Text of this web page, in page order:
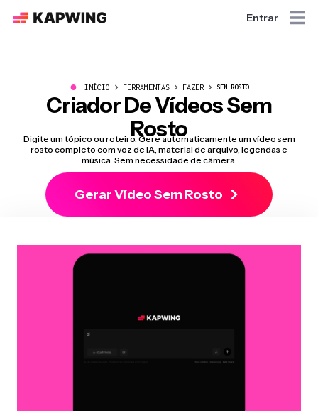
Entrar
● INÍCIO FERRAMENTAS FAZER SEM ROSTO
Criador De Vídeos Sem
Rosto
Digite um tópico ou roteiro. Gere automaticamente um vídeo sem
rosto completo com voz de IA, material de arquivo, legendas e
música. Sem necessidade de câmera.
Gerar Vídeo Sem Rosto